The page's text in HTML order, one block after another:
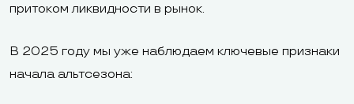
притоком ликвидности в рынок.
В 2025 году мы уже наблюдаем ключевые признаки
начала альтсезона: